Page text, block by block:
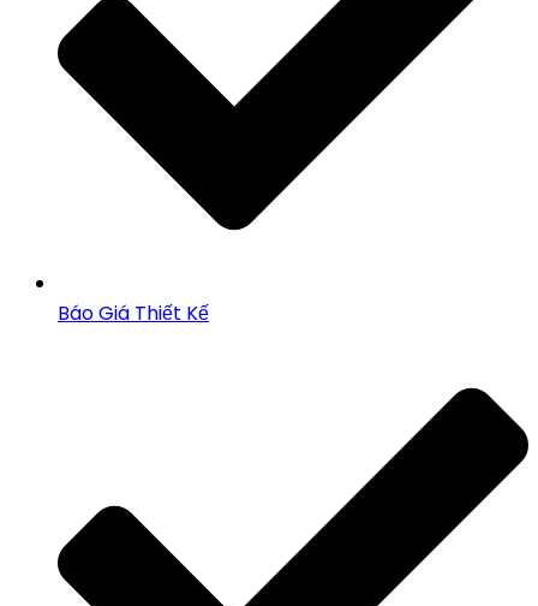
Báo Giá Thiết Kế